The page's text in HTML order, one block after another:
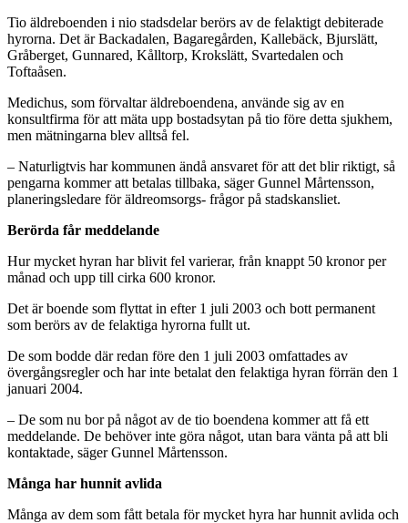
Tio äldreboenden i nio stadsdelar berörs av de felaktigt debiterade
hyrorna. Det är Backadalen, Bagaregården, Kallebäck, Bjurslätt,
Gråberget, Gunnared, Kålltorp, Krokslätt, Svartedalen och
Toftaåsen.
Medichus, som förvaltar äldreboendena, använde sig av en
konsultfirma för att mäta upp bostadsytan på tio före detta sjukhem,
men mätningarna blev alltså fel.
– Naturligtvis har kommunen ändå ansvaret för att det blir riktigt, så
pengarna kommer att betalas tillbaka, säger Gunnel Mårtensson,
planeringsledare för äldreomsorgs- frågor på stadskansliet.
Berörda får meddelande
Hur mycket hyran har blivit fel varierar, från knappt 50 kronor per
månad och upp till cirka 600 kronor.
Det är boende som flyttat in efter 1 juli 2003 och bott permanent
som berörs av de felaktiga hyrorna fullt ut.
De som bodde där redan före den 1 juli 2003 omfattades av
övergångsregler och har inte betalat den felaktiga hyran förrän den 1
januari 2004.
– De som nu bor på något av de tio boendena kommer att få ett
meddelande. De behöver inte göra något, utan bara vänta på att bli
kontaktade, säger Gunnel Mårtensson.
Många har hunnit avlida
Många av dem som fått betala för mycket hyra har hunnit avlida och